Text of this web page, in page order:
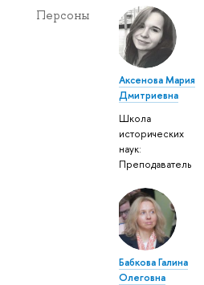
Персоны
Аксенова Мария
Дмитриевна
Школа
исторических
наук:
Преподаватель
Бабкова Галина
Олеговна